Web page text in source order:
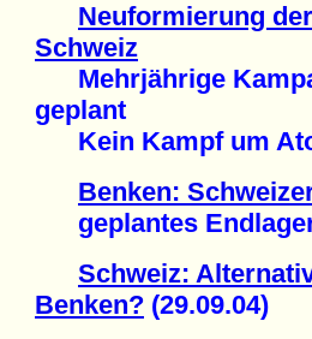
Neuformierung
Schweiz
Mehrjährige
geplant
Kein Kampf um
Benken:
geplantes Endlager
Schweiz:
Benken? (29.09.04)